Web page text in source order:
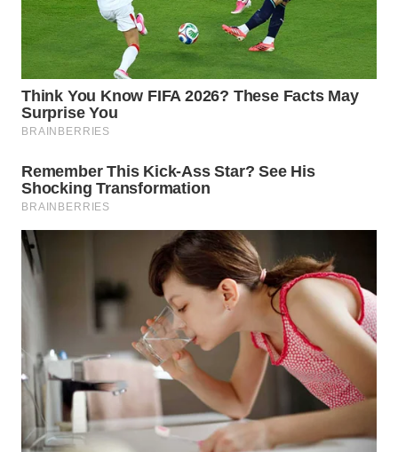
WN
DAIRI
WN
DANAU
TOBA
WN
NIAS
LANGKAT
SELATAN
TANJUNG
LESUNG